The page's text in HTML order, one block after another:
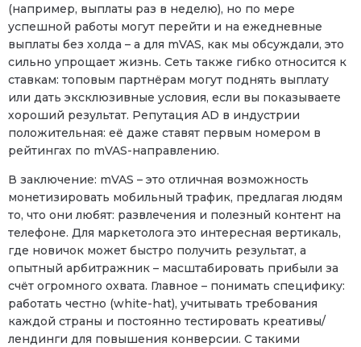
(например, выплаты раз в неделю), но по мере
успешной работы могут перейти и на ежедневные
выплаты без холда – а для mVAS, как мы обсуждали, это
сильно упрощает жизнь. Сеть также гибко относится к
ставкам: топовым партнёрам могут поднять выплату
или дать эксклюзивные условия, если вы показываете
хороший результат. Репутация AD в индустрии
положительная: её даже ставят первым номером в
рейтингах по mVAS-направлению.
В заключение: mVAS – это отличная возможность
монетизировать мобильный трафик, предлагая людям
то, что они любят: развлечения и полезный контент на
телефоне. Для маркетолога это интересная вертикаль,
где новичок может быстро получить результат, а
опытный арбитражник – масштабировать прибыли за
счёт огромного охвата. Главное – понимать специфику:
работать честно (white-hat), учитывать требования
каждой страны и постоянно тестировать креативы/
лендинги для повышения конверсии. С такими